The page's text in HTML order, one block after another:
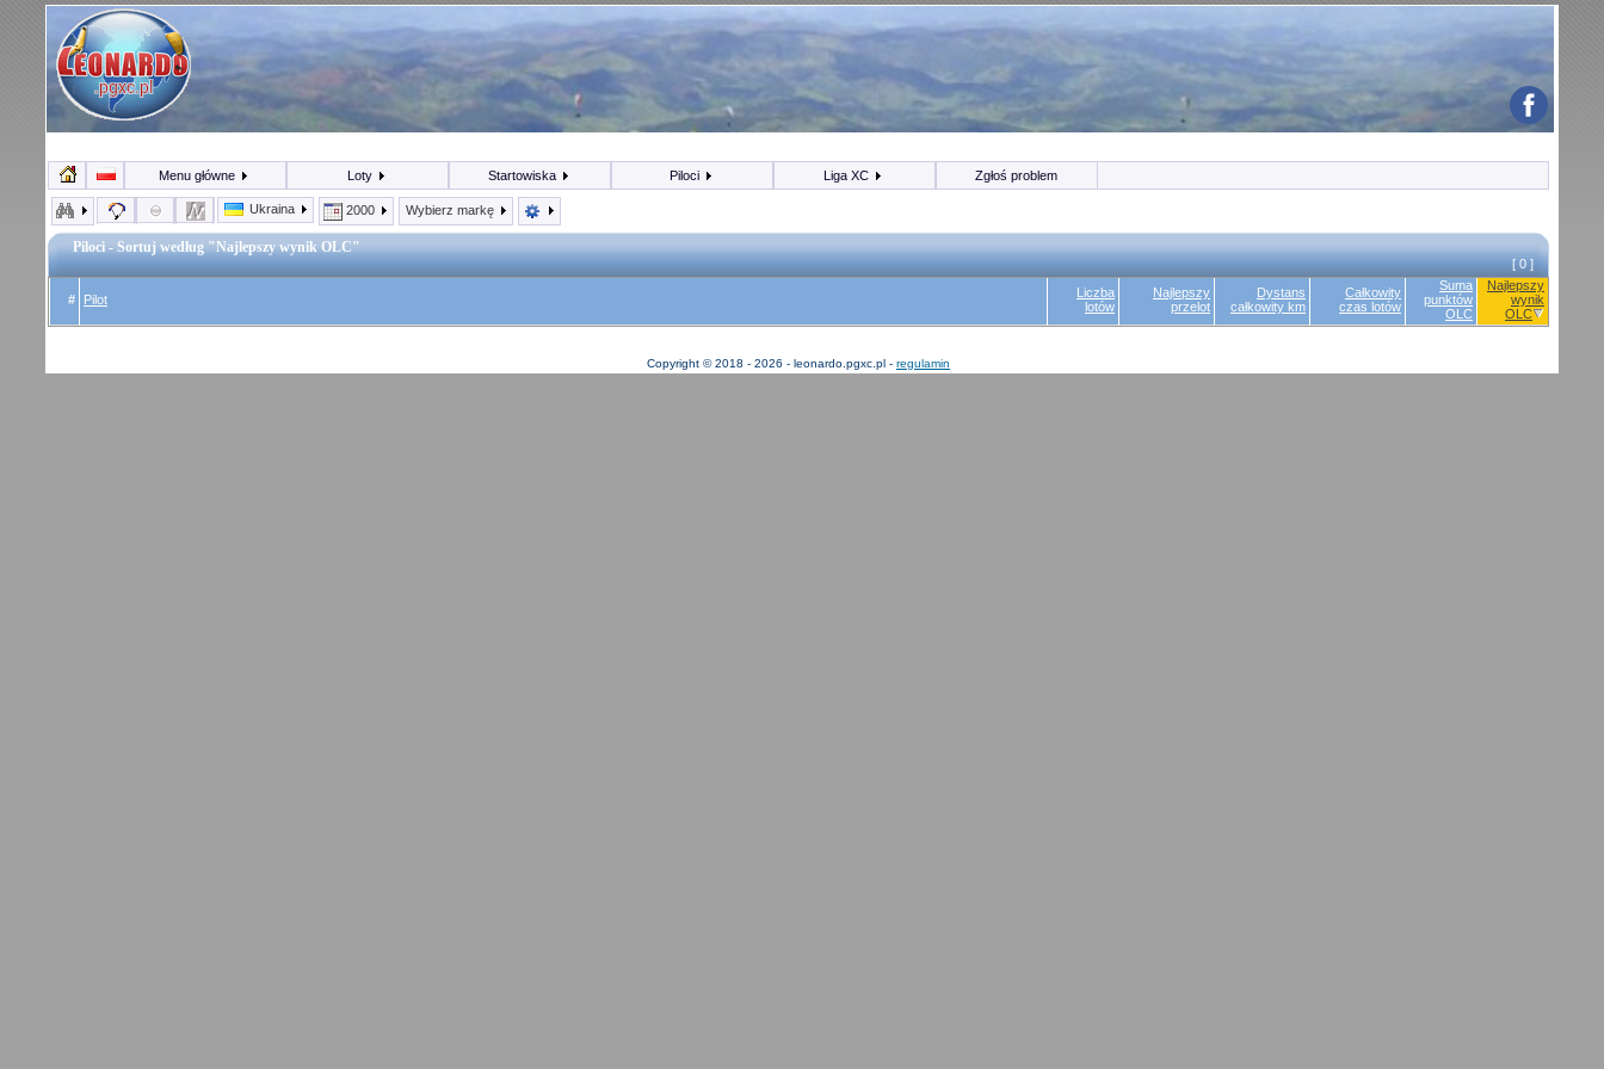
Menu główne Loty Startowiska Piloci Liga XC Zgłoś problem
Ukraina 2000 Wybierz markę
Piloci - Sortuj według "Najlepszy wynik OLC"
[ 0 ]
# Pilot
Liczba
lotów
Najlepszy
przelot
Dystans
całkowity km
Całkowity
czas lotów
Suma
punktów
OLC
Najlepszy
wynik
OLC
Copyright © 2018 - 2026 - leonardo.pgxc.pl - regulamin